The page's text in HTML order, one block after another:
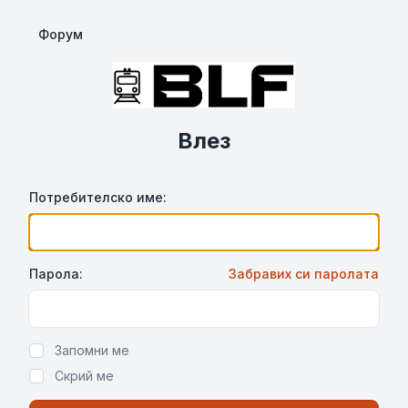
Форум
Влез
Потребителско име:
Парола: Забравих си паролата
Запомни ме
Скрий ме